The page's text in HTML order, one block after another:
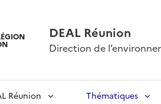
DEAL Réunion
Direction de
Réunion Thématiques